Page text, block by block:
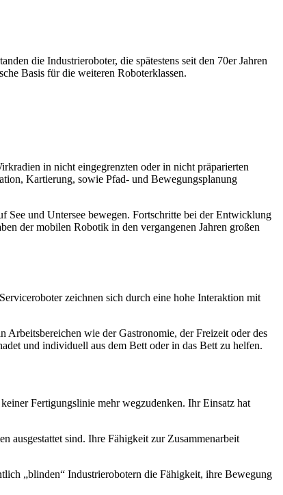
die Industrieroboter, die spätestens seit den 70er Jahren
Basis für die weiteren Roboterklassen.
in nicht eingegrenzten oder in nicht präparierten
Kartierung, sowie Pfad- und Bewegungsplanung
und Untersee bewegen. Fortschritte bei der Entwicklung
der mobilen Robotik in den vergangenen Jahren großen
zeichnen sich durch eine hohe Interaktion mit
wie der Gastronomie, der Freizeit oder des
und individuell aus dem Bett oder in das Bett zu helfen.
Fertigungslinie mehr wegzudenken. Ihr Einsatz hat
ausgestattet sind. Ihre Fähigkeit zur Zusammenarbeit
„blinden“ Industrierobotern die Fähigkeit, ihre Bewegung